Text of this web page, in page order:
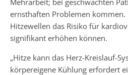
ernsthaften Problemen kommen.
Hitzewellen das Risiko für
signifikant erhöhen können.
„Hitze kann das Herz-Kreislauf-
körpereigene Kühlung erfordert